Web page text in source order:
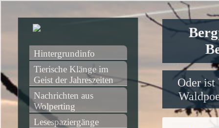
Oder ist
Hintergrundinfo
Tierische Klänge im
Geist der Jahreszeiten
Nachrichten aus
Wolperting
Lesespaziergänge